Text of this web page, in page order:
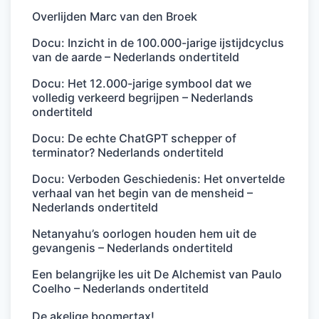
Overlijden Marc van den Broek
Docu: Inzicht in de 100.000-jarige ijstijdcyclus
van de aarde – Nederlands ondertiteld
Docu: Het 12.000-jarige symbool dat we
volledig verkeerd begrijpen – Nederlands
ondertiteld
Docu: De echte ChatGPT schepper of
terminator? Nederlands ondertiteld
Docu: Verboden Geschiedenis: Het onvertelde
verhaal van het begin van de mensheid –
Nederlands ondertiteld
Netanyahu’s oorlogen houden hem uit de
gevangenis – Nederlands ondertiteld
Een belangrijke les uit De Alchemist van Paulo
Coelho – Nederlands ondertiteld
De akelige boomertax!